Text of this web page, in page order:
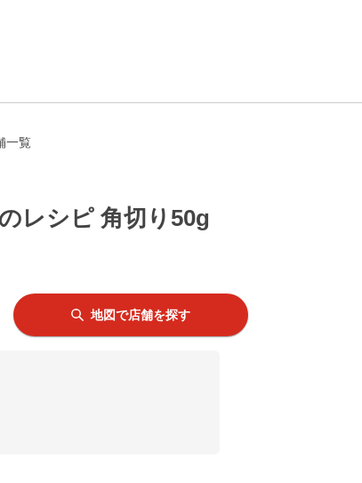
一覧
レシピ 角切り50g
地図で店舗を探す